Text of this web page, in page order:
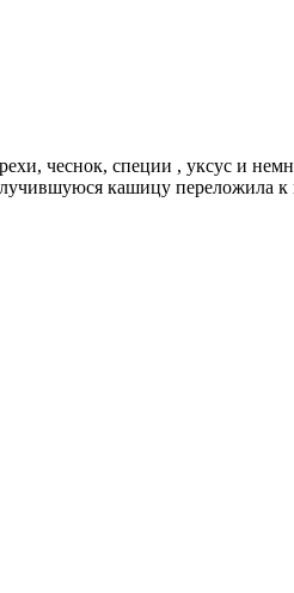
чеснок, специи , уксус и
кашицу переложила к